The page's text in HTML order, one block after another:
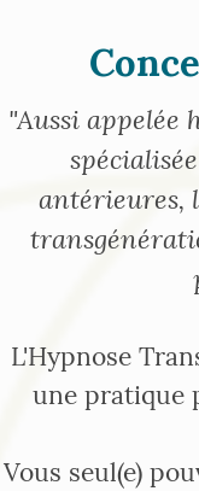
"Aussi appelée
antérieures,
L'Hypnose
une pratique
Vous seul(e)